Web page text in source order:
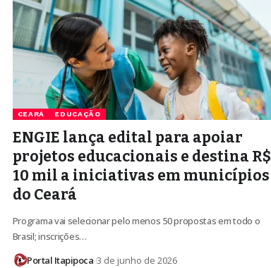
CEARÁ EDUCAÇÃO
ENGIE lança edital para apoiar
projetos educacionais e destina R$
10 mil a iniciativas em municípios
do Ceará
Programa vai selecionar pelo menos 50 propostas em todo o
Brasil; inscrições…
Portal Itapipoca 3 de junho de 2026